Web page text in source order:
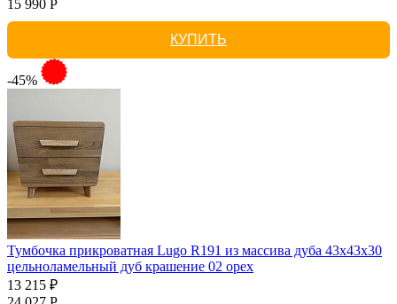
15 990 Р
КУПИТЬ
-45%
Тумбочка прикроватная Lugo R191 из массива дуба 43х43х30
цельноламельный дуб крашение 02 орех
13 215 ₽